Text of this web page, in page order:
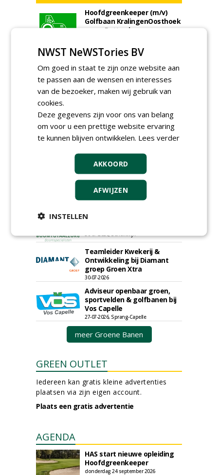
Hoofdgreenkeeper (m/v)
Golfbaan KralingenOosthoek
groepRotterdam
Proefveldmedewerker/
landbouwmachines bij DSV
zaden Nederland B.V.
06-08-2026, Ven-Zelderheide
Allround
magazijnmedewerker
(fulltime) bij DSV zaden
Nederland B.V.
Groeiplaats specialist bij
Boomtotaalzorg32-40 uur
30-07-2026, Schalkwijk
Boominspecteur bij
30-07-2026, Schalkwijk
Teamleider Kwekerij &
Ontwikkeling bij Diamant
groep Groen Xtra
30-07-2026
Adviseur openbaar groen,
sportvelden & golfbanen bij
Vos Capelle
27-07-2026, Sprang-Capelle
meer Groene Banen
GREEN OUTLET
Iedereen kan gratis kleine advertenties
plaatsen via zijn eigen account.
Plaats een gratis advertentie
AGENDA
HAS start nieuwe opleiding
Hoofdgreenkeeper
donderdag 24 september 2026
NWST NeWSTories BV
Om goed in staat te zijn onze website aan
te passen aan de wensen en interesses
van de bezoeker, maken wij gebruik van
cookies.
Deze gegevens zijn voor ons van belang
om voor u een prettige website ervaring
te kunnen blijven ontwikkelen. Lees verder
AKKOORD
AFWIJZEN
INSTELLEN